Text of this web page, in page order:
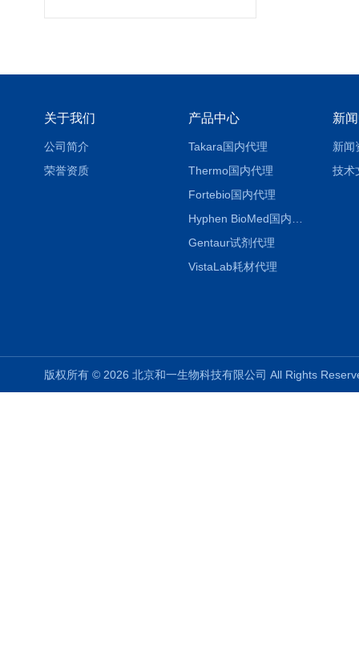
关于我们
公司简介
荣誉资质
产品中心
Takara国内代理
Thermo国内代理
Fortebio国内代理
Gentaur试剂代理
VistaLab耗材代理
新
新闻
技术
版权所有 © 2026 北京和一生物科技有限公司 All Rights